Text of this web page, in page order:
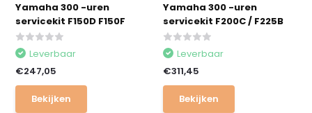
Yamaha 300 -uren
servicekit F150D F150F
Leverbaar
€247,05
Bekijken
Yamaha 300 -uren
servicekit F200C / F225B
Leverbaar
€311,45
Bekijken